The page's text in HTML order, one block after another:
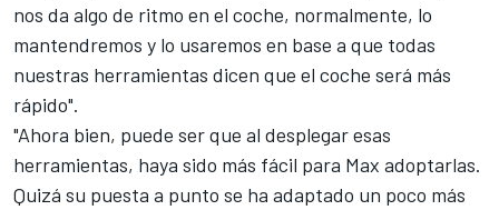
nos da algo de ritmo en el coche, normalmente, lo
mantendremos y lo usaremos en base a que todas
nuestras herramientas dicen que el coche será más
rápido".
"Ahora bien, puede ser que al desplegar esas
herramientas, haya sido más fácil para Max adoptarlas.
Quizá su puesta a punto se ha adaptado un poco más